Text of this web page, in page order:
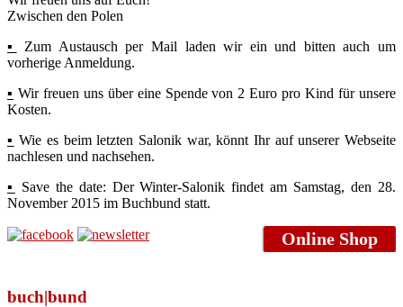
Zwischen den Polen
▪
Zum Austausch per Mail laden wir ein und bitten auch um
vorherige Anmeldung.
▪ Wir freuen uns über eine Spende von 2 Euro pro Kind für unsere
Kosten.
▪ Wie es beim letzten Salonik war, könnt Ihr auf unserer Webseite
nachlesen und nachsehen.
▪
Save the date: Der Winter-Salonik findet am Samstag, den 28.
November 2015 im Buchbund statt.
Online Shop
buch|bund